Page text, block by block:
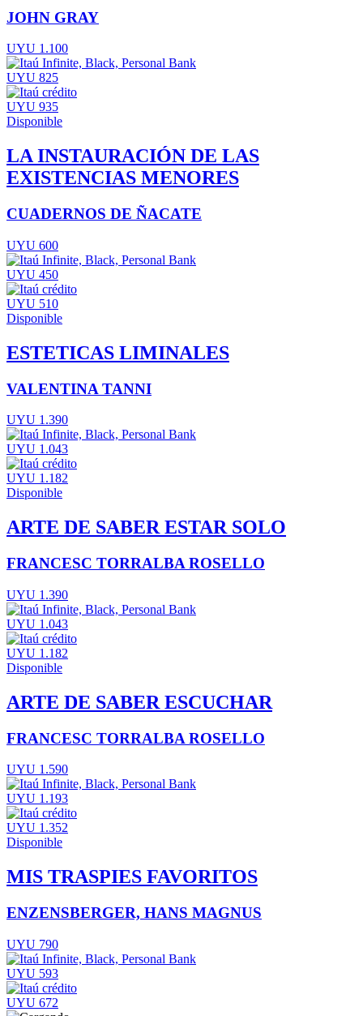
JOHN GRAY
UYU 1.100
UYU 825
UYU 935
Disponible
LA INSTAURACIÓN DE LAS
EXISTENCIAS MENORES
CUADERNOS DE ÑACATE
UYU 600
UYU 450
UYU 510
Disponible
ESTETICAS LIMINALES
VALENTINA TANNI
UYU 1.390
UYU 1.043
UYU 1.182
Disponible
ARTE DE SABER ESTAR SOLO
FRANCESC TORRALBA ROSELLO
UYU 1.390
UYU 1.043
UYU 1.182
Disponible
ARTE DE SABER ESCUCHAR
FRANCESC TORRALBA ROSELLO
UYU 1.590
UYU 1.193
UYU 1.352
Disponible
MIS TRASPIES FAVORITOS
ENZENSBERGER, HANS MAGNUS
UYU 790
UYU 593
UYU 672